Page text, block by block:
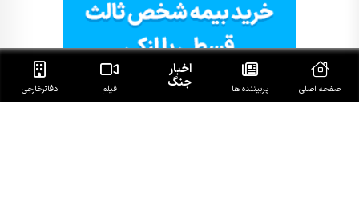
صفحه اصلی پربیننده ها
اخبار
جنگ فیلم دفاتر‌خارجی